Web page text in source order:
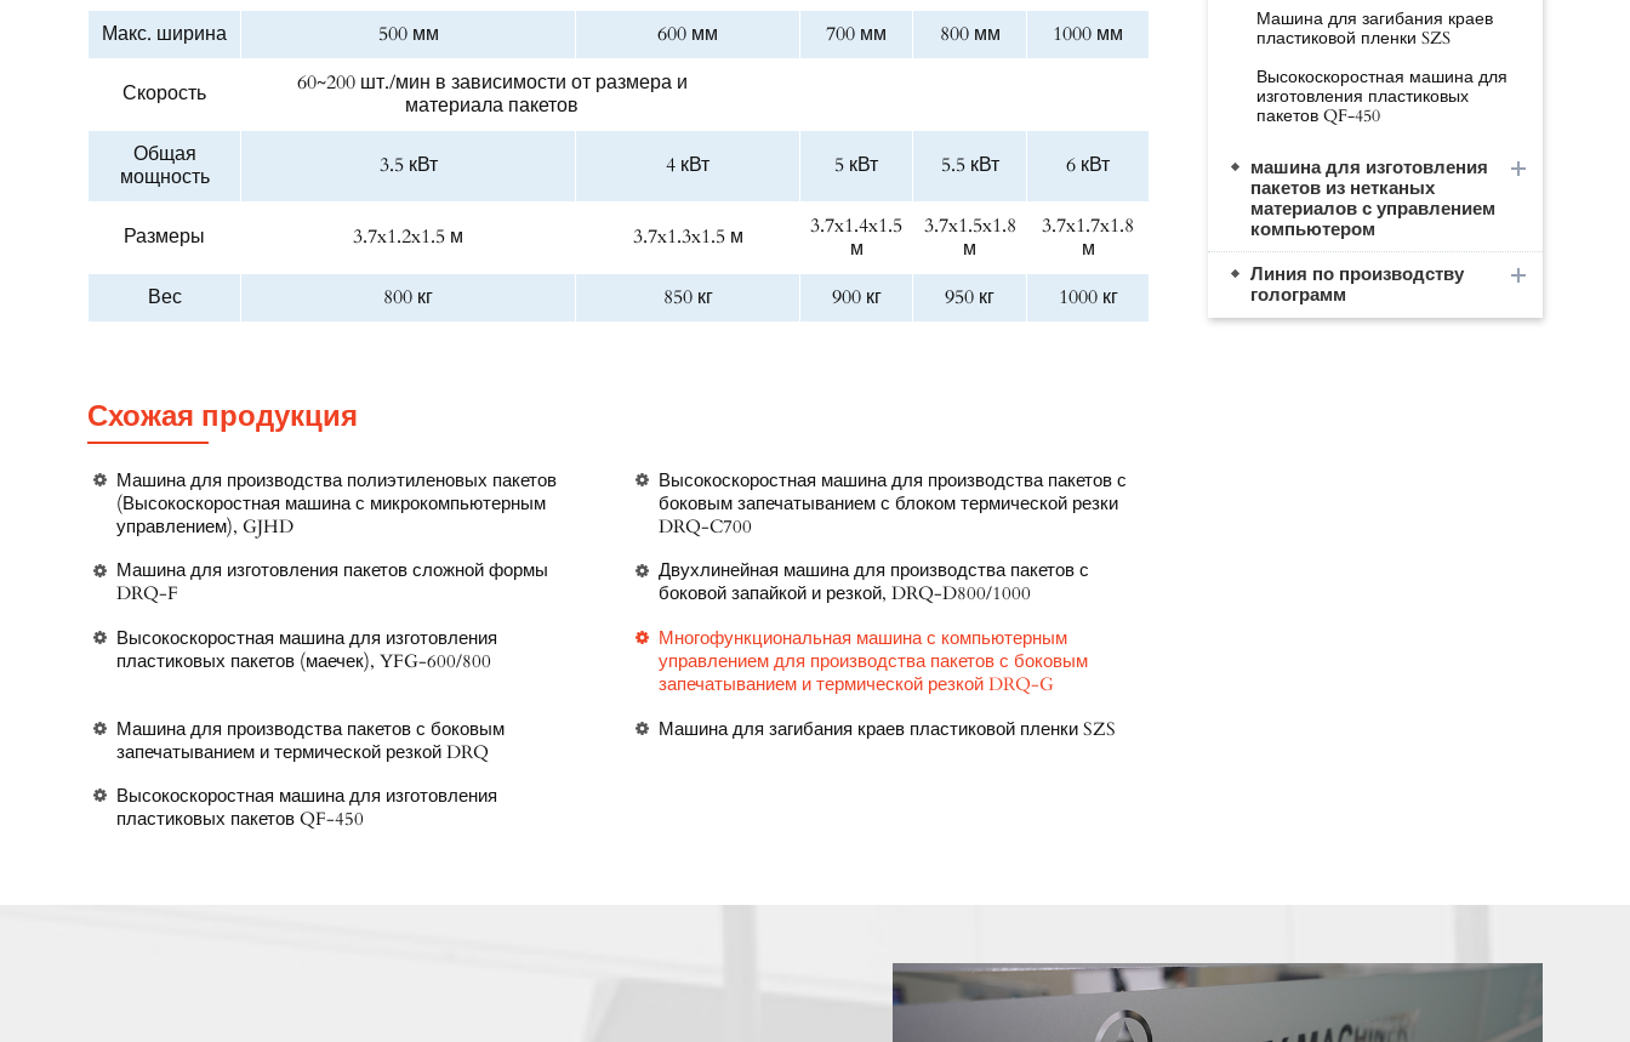
Макс. ширина
500 мм 600 мм 700 мм 800 мм 1000 мм
Скорость
60~200 шт./мин в зависимости от размера и
материала пакетов
Общая
мощность
3.5 кВт 4 кВт 5 кВт 5.5 кВт 6 кВт
Размеры 3.7x1.2x1.5 м 3.7x1.3x1.5 м
3.7x1.4x1.5
м
3.7x1.5x1.8
м
3.7x1.7x1.8
м
Вес
800 кг 850 кг 900 кг 950 кг 1000 кг
Схожая продукция
Машина для производства полиэтиленовых пакетов
(Высокоскоростная машина с микрокомпьютерным
управлением), GJHD
Высокоскоростная машина для производства пакетов с
боковым запечатыванием с блоком термической резки
DRQ-C700
Машина для изготовления пакетов сложной формы
DRQ-F
Двухлинейная машина для производства пакетов с
боковой запайкой и резкой, DRQ-D800/1000
Высокоскоростная машина для изготовления
пластиковых пакетов (маечек), YFG-600/800
Многофункциональная машина с компьютерным
управлением для производства пакетов с боковым
запечатыванием и термической резкой DRQ-G
Машина для производства пакетов с боковым
запечатыванием и термической резкой DRQ
Машина для загибания краев пластиковой пленки SZS
Высокоскоростная машина для изготовления
пластиковых пакетов QF-450
Машина для загибания краев
пластиковой пленки SZS
Высокоскоростная машина для
изготовления пластиковых
пакетов QF-450
машина для изготовления
пакетов из нетканых
материалов с управлением
компьютером
Линия по производству
голограмм